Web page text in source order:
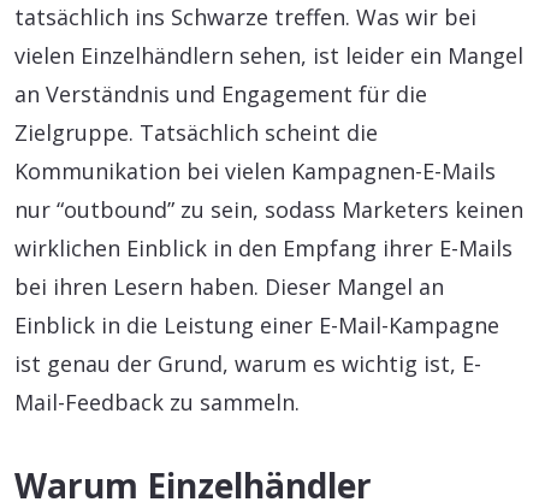
tatsächlich ins Schwarze treffen. Was wir bei
vielen Einzelhändlern sehen, ist leider ein Mangel
an Verständnis und Engagement für die
Zielgruppe. Tatsächlich scheint die
Kommunikation bei vielen Kampagnen-E-Mails
nur “outbound” zu sein, sodass Marketers keinen
wirklichen Einblick in den Empfang ihrer E-Mails
bei ihren Lesern haben. Dieser Mangel an
Einblick in die Leistung einer E-Mail-Kampagne
ist genau der Grund, warum es wichtig ist, E-
Mail-Feedback zu sammeln.
Warum Einzelhändler